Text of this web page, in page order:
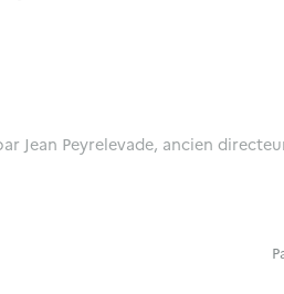
Jean Peyrelevade, ancien